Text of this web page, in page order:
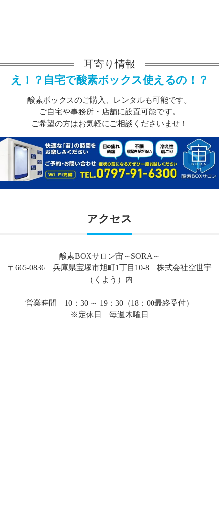
耳寄り情報
え！？自宅で酸素ボックス使えるの！？
酸素ボックスのご購入、レンタルも可能です。
ご自宅や事務所・店舗に設置可能です。
ご希望の方はお気軽にご相談くださいませ！
アクセス
酸素BOXサロン宙～SORA～
〒665-0836 兵庫県宝塚市旭町1丁目10-8 株式会社空世宇
（くよう）内
営業時間 10：30 ～ 19：30（18：00最終受付）
※定休日 毎週木曜日